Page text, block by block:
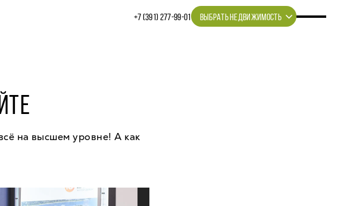
+7 (391) 277‒99‒01 ВЫБРАТЬ НЕДВИЖИМОСТЬ
на высшем уровне! А как